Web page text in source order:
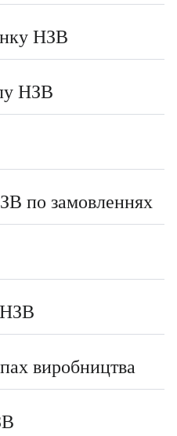
НЗВ
НЗВ
по замовленнях
НЗВ
виробництва